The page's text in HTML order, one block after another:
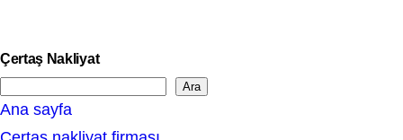
Çertaş Nakliyat
e
Ara
Ana sayfa